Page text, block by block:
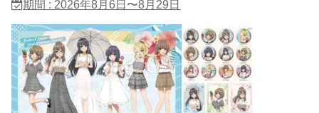
期間 : 2026年8月6日〜8月29日